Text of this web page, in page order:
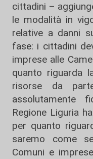
cittadini –
le modalità in
relative a danni
fase: i cittadini
imprese alle
quanto riguarda
risorse da
assolutamente
Regione Liguria
per quanto
saremo come
Comuni e